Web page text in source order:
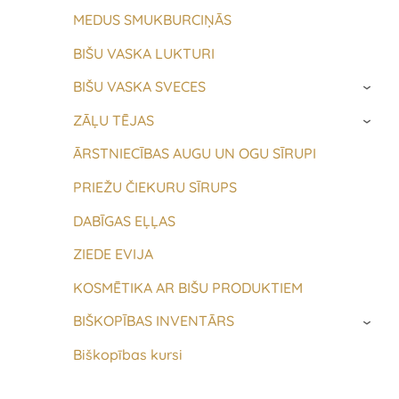
MEDUS SMUKBURCIŅĀS
BIŠU VASKA LUKTURI
BIŠU VASKA SVECES
›
ZĀĻU TĒJAS ›
ĀRSTNIECĪBAS AUGU UN OGU SĪRUPI
PRIEŽU ČIEKURU SĪRUPS
DABĪGAS EĻĻAS
ZIEDE EVIJA
KOSMĒTIKA AR BIŠU PRODUKTIEM
BIŠKOPĪBAS INVENTĀRS
›
Biškopības kursi